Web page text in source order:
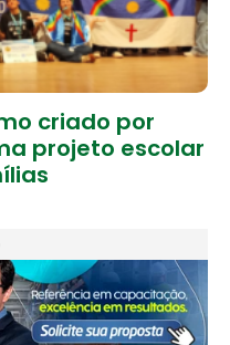
criado por
projeto escolar